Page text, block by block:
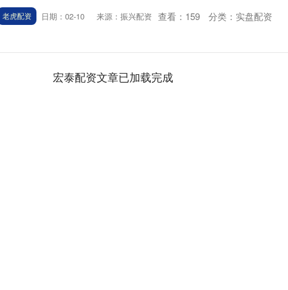
老虎配资 日期：02-10 来源：振兴配资 查看： 159 分类： 实盘配资
宏泰配资文章已加载完成